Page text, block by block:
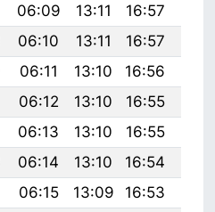
06:09 13:11 16:57
06:10 13:11 16:57
06:11 13:10 16:56
06:12 13:10 16:55
06:13 13:10 16:55
06:14 13:10 16:54
06:15 13:09 16:53